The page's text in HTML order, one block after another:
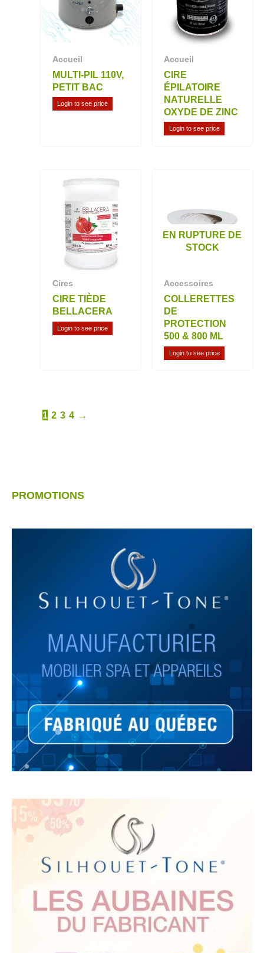
PROMOTIONS
Accueil
MULTI-PIL 110V,
PETIT BAC
Login to see price
Accueil
CIRE
ÉPILATOIRE
NATURELLE
OXYDE DE ZINC
Login to see price
Cires
CIRE TIÈDE
BELLACERA
Login to see price
EN RUPTURE DE
STOCK
Accessoires
COLLERETTES
DE
PROTECTION
500 & 800 ML
Login to see price
1 2 3 4 →